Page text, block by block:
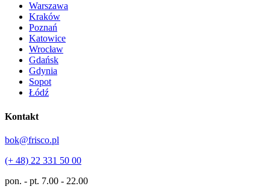
Warszawa
Kraków
Poznań
Katowice
Wrocław
Gdańsk
Gdynia
Sopot
Łódź
Kontakt
bok@frisco.pl
(+ 48) 22 331 50 00
pon. - pt. 7.00 - 22.00